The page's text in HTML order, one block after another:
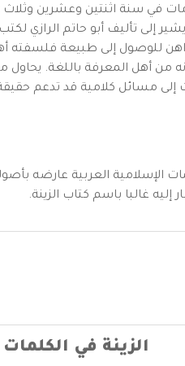
في سنة اثنتين وعشرين وثلاث
إلى تأليف أبو حاتم الرازي
للوصول إلى طبيعة فلسفته
من أهل المعرفة باللغة. يحاول
إلى مسائل كلامية قد تدعم حقيقة
إليه غالبا باسم كتاب الزينة.
الزينة في